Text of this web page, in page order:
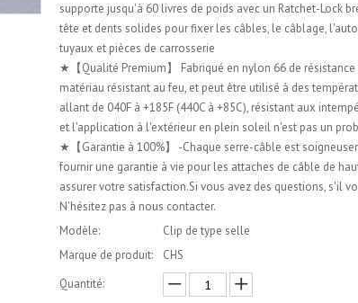
supporte jusqu'à 60 livres de poids avec un Ratchet-Lock
tête et dents solides pour fixer les câbles, le câblage,
tuyaux et pièces de carrosserie
★【Qualité Premium】 Fabriqué en nylon 66 de
matériau résistant au feu, et peut être utilisé à des
allant de 040F à +185F (440C à +85C), résistant aux
et l'application à l'extérieur en plein soleil n'est pas un
★【Garantie à 100%】 -Chaque serre-câble est
fournir une garantie à vie pour les attaches de câble de
assurer votre satisfaction.Si vous avez des questions, s'il
N'hésitez pas à nous contacter.
Modèle:
Clip de type selle
Marque de produit:
CHS
Quantité: